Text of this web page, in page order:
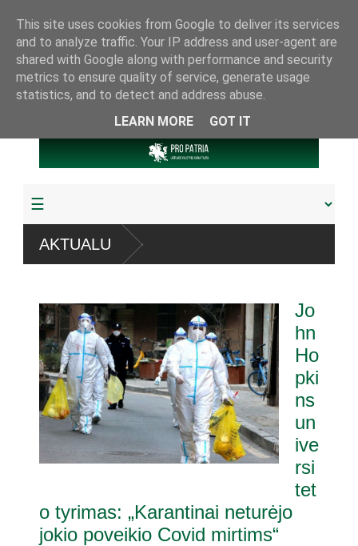
AKTUALU
referendumu
pat. referendumui dėl
Jo
hn
Ho
pki
ns
un
ive
rsi
tet
o tyrimas: „Karantinai neturėjo
jokio poveikio Covid mirtims“
This site uses cookies from Google to deliver its services
and to analyze traffic. Your IP address and user-agent are
shared with Google along with performance and security
metrics to ensure quality of service, generate usage
statistics, and to detect and address abuse.
LEARN MORE
GOT IT